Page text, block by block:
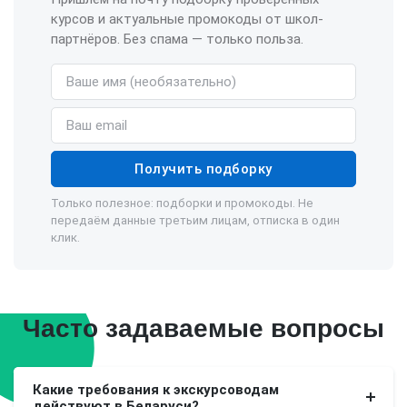
курсов и актуальные промокоды от школ-
партнёров. Без спама — только польза.
Имя (необязательно)
Email
Получить подборку
Только полезное: подборки и промокоды. Не
передаём данные третьим лицам, отписка в один
клик.
Часто задаваемые вопросы
Какие требования к экскурсоводам